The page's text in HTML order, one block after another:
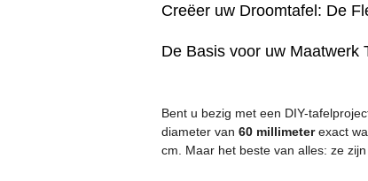
Creëer uw Droomtafel: De
De Basis voor uw Maatwerk
Bent u bezig met een DIY-
diameter van 60 millimeterexact
cm. Maar het beste van alles: ze zijn